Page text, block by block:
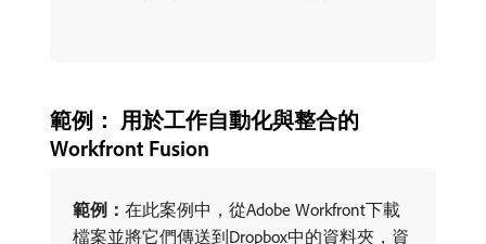
範例： 用於工作自動化與整合的
Workfront Fusion
範例： ​在此案例中，從Adobe Workfront下載
檔案並將它們傳送到Dropbox中的資料夾，資